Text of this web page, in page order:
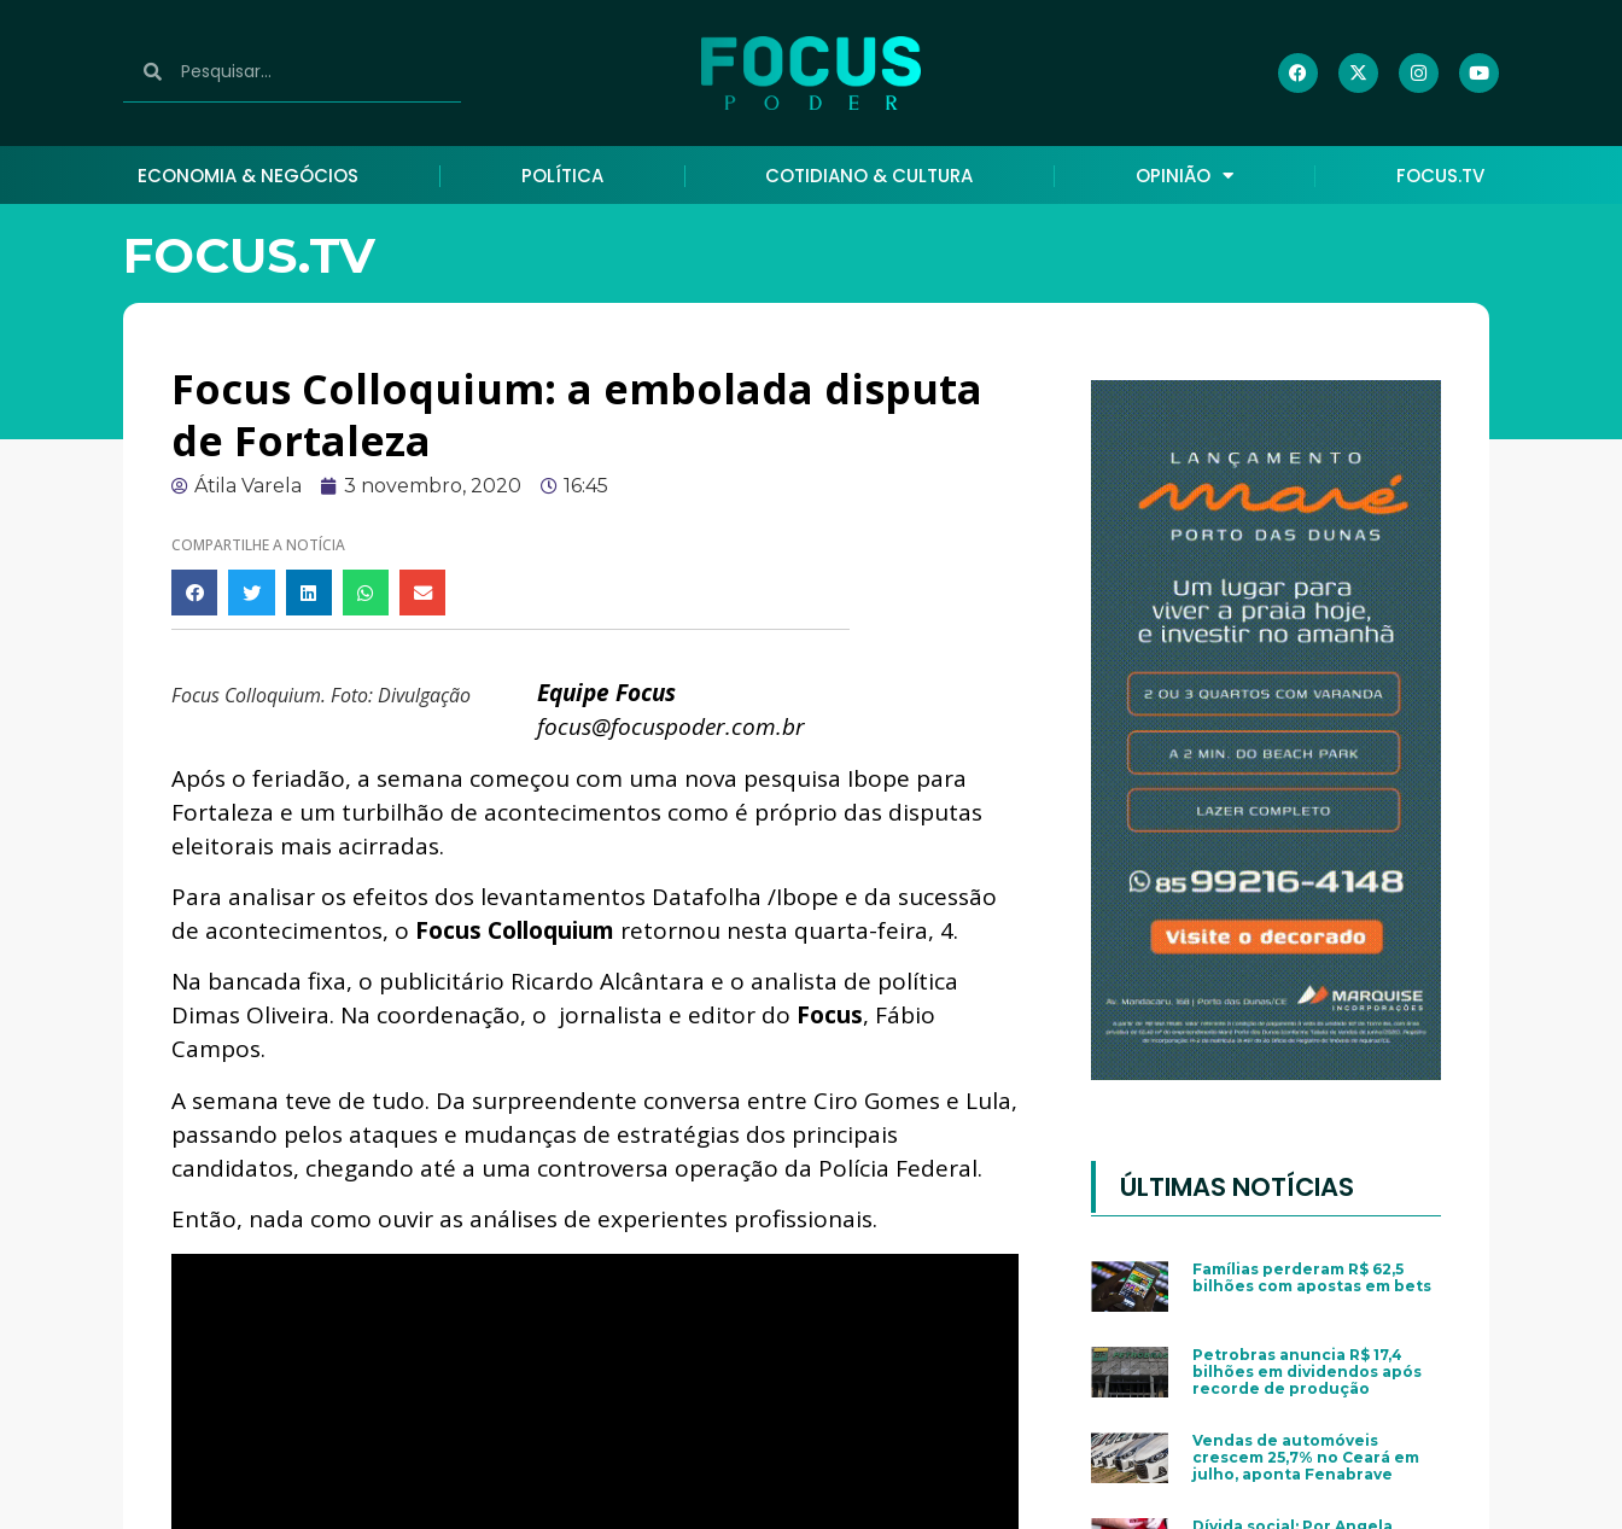
ECONOMIA & NEGÓCIOS POLÍTICA COTIDIANO & CULTURA OPINIÃO FOCUS.TV
FOCUS.TV
Focus Colloquium: a embolada disputa
de Fortaleza
Átila Varela 3 novembro, 2020 16:45
COMPARTILHE A NOTÍCIA
Focus Colloquium. Foto: Divulgação
Equipe Focus
focus@focuspoder.com.br
Após o feriadão, a semana começou com uma nova pesquisa Ibope para
Fortaleza e um turbilhão de acontecimentos como é próprio das disputas
eleitorais mais acirradas.
Para analisar os efeitos dos levantamentos Datafolha /Ibope e da sucessão
de acontecimentos, o Focus Colloquium retornou nesta quarta-feira, 4.
Na bancada fixa, o publicitário Ricardo Alcântara e o analista de política
Dimas Oliveira. Na coordenação, o jornalista e editor do Focus, Fábio
Campos.
A semana teve de tudo. Da surpreendente conversa entre Ciro Gomes e Lula,
passando pelos ataques e mudanças de estratégias dos principais
candidatos, chegando até a uma controversa operação da Polícia Federal.
Então, nada como ouvir as análises de experientes profissionais.
ÚLTIMAS NOTÍCIAS
Famílias perderam R$ 62,5
bilhões com apostas em bets
Petrobras anuncia R$ 17,4
bilhões em dividendos após
recorde de produção
Vendas de automóveis
crescem 25,7% no Ceará em
julho, aponta Fenabrave